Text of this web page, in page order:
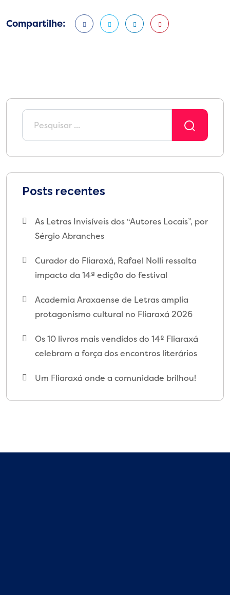
Compartilhe:
Posts recentes
As Letras Invisíveis dos “Autores Locais”, por
Sérgio Abranches
Curador do Fliaraxá, Rafael Nolli ressalta
impacto da 14ª edição do festival
Academia Araxaense de Letras amplia
protagonismo cultural no Fliaraxá 2026
Os 10 livros mais vendidos do 14º Fliaraxá
celebram a força dos encontros literários
Um Fliaraxá onde a comunidade brilhou!